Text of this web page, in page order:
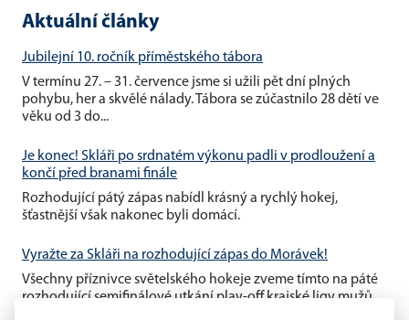
Aktuální články
Jubilejní 10. ročník příměstského tábora
V termínu 27. – 31. července jsme si užili pět dní plných
pohybu, her a skvělé nálady. Tábora se zúčastnilo 28 dětí ve
věku od 3 do...
Je konec! Skláři po srdnatém výkonu padli v prodloužení a
končí před branami finále
Rozhodující pátý zápas nabídl krásný a rychlý hokej,
šťastnější však nakonec byli domácí.
Vyražte za Skláři na rozhodující zápas do Morávek!
Všechny příznivce světelského hokeje zveme tímto na páté
rozhodující semifinálové utkání play-off krajské ligy mužů,